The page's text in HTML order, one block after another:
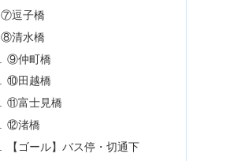
⑦逗子橋
⑧清水橋
⑨仲町橋
⑩田越橋
⑪富士見橋
⑫渚橋
【ゴール】バス停・切通下